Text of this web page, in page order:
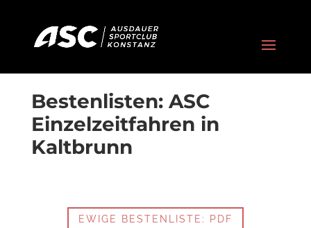
Bestenlisten: ASC
Einzelzeitfahren in
Kaltbrunn
EWIGE BESTENLISTE: PDF